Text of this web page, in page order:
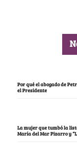
Por qué el abogado de
el Presidente
La mujer que tumbó la
María del Mar Pizarro y